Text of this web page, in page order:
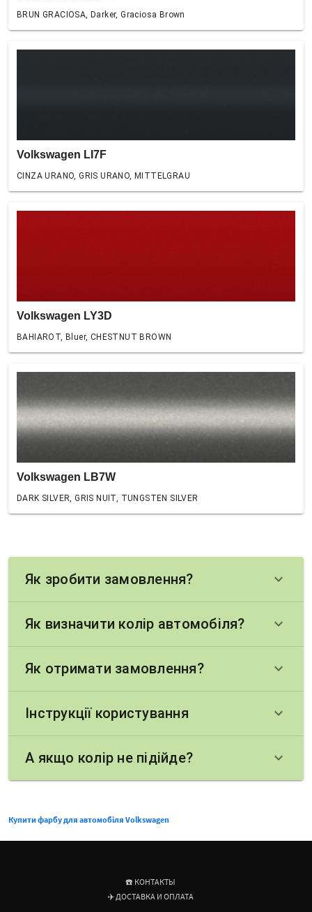
BRUN GRACIOSA, Darker, Graciosa Brown
Volkswagen LI7F
CINZA URANO, GRIS URANO, MITTELGRAU
Volkswagen LY3D
BAHIAROT, Bluer, CHESTNUT BROWN
Volkswagen LB7W
DARK SILVER, GRIS NUIT, TUNGSTEN SILVER
Як зробити замовлення? keyboard_arrow_down
Як визначити колір автомобіля? keyboard_arrow_down
Як отримати замовлення? keyboard_arrow_down
Інструкції користування keyboard_arrow_down
А якщо колір не підійде? keyboard_arrow_down
Купити фарбу для автомобіля Volkswagen
☎️ КОНТАКТЫ
✈️ ДОСТАВКА И ОПЛАТА